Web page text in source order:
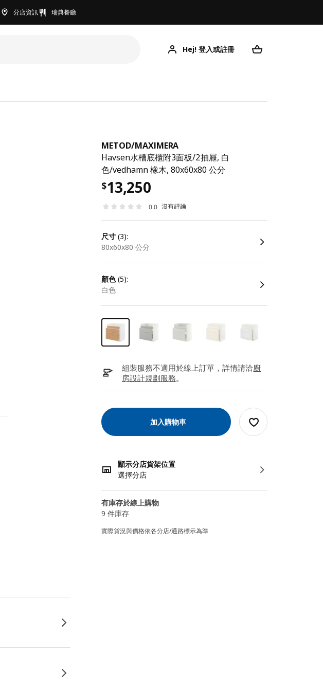
分店資訊 瑞典餐廳
Hej! 登入或註冊
METOD/MAXIMERA
Havsen水槽底櫃附3面板/2抽屜, 白
色/vedhamn 橡木, 80x60x80 公分
$13,250
0.0 沒有評論
尺寸 (3):
80x60x80 公分
顏色(5):
白色
組裝服務不適用於線上訂單，詳情請洽廚
房設計規劃服務。
加入購物車
顯示分店貨架位置
選擇分店
有庫存於線上購物
9 件庫存
實際貨況與價格依各分店/通路標示為準